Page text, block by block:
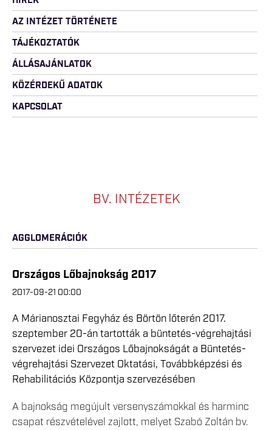
AZ INTÉZET TÖRTÉNETE
TÁJÉKOZTATÓK
ÁLLÁSAJÁNLATOK
KÖZÉRDEKŰ ADATOK
KAPCSOLAT
BV. INTÉZETEK
AGGLOMERÁCIÓK
Országos Lőbajnokság 2017
2017-09-21 00:00
A Márianosztai Fegyház és Börtön lőterén 2017.
szeptember 20-án tartották a büntetés-végrehajtási
szervezet idei Országos Lőbajnokságát a Büntetés-
végrehajtási Szervezet Oktatási, Továbbképzési és
Rehabilitációs Központja szervezésében
A bajnokság megújult versenyszámokkal és harminc
csapat részvételével zajlott, melyet Szabó Zoltán bv.